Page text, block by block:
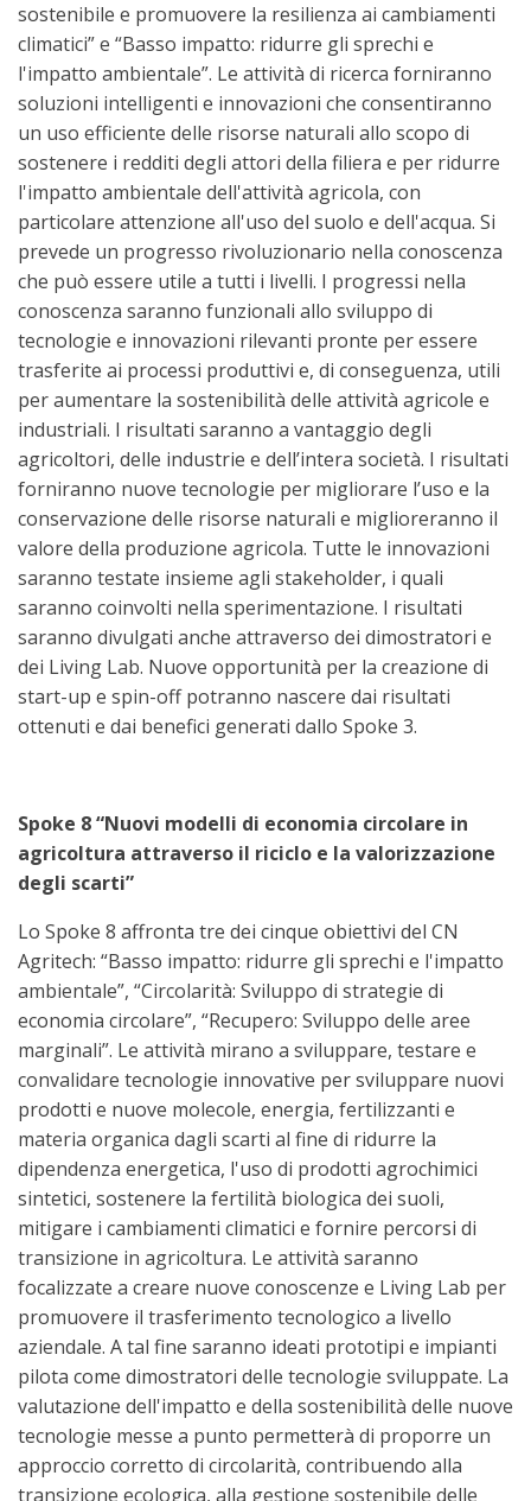
sostenibile e promuovere la resilienza ai cambiamenti
climatici” e “Basso impatto: ridurre gli sprechi e
l'impatto ambientale”. Le attività di ricerca forniranno
soluzioni intelligenti e innovazioni che consentiranno
un uso efficiente delle risorse naturali allo scopo di
sostenere i redditi degli attori della filiera e per ridurre
l'impatto ambientale dell'attività agricola, con
particolare attenzione all'uso del suolo e dell'acqua. Si
prevede un progresso rivoluzionario nella conoscenza
che può essere utile a tutti i livelli. I progressi nella
conoscenza saranno funzionali allo sviluppo di
tecnologie e innovazioni rilevanti pronte per essere
trasferite ai processi produttivi e, di conseguenza, utili
per aumentare la sostenibilità delle attività agricole e
industriali. I risultati saranno a vantaggio degli
agricoltori, delle industrie e dell’intera società. I risultati
forniranno nuove tecnologie per migliorare l’uso e la
conservazione delle risorse naturali e miglioreranno il
valore della produzione agricola. Tutte le innovazioni
saranno testate insieme agli stakeholder, i quali
saranno coinvolti nella sperimentazione. I risultati
saranno divulgati anche attraverso dei dimostratori e
dei Living Lab. Nuove opportunità per la creazione di
start-up e spin-off potranno nascere dai risultati
ottenuti e dai benefici generati dallo Spoke 3.
Spoke 8 “Nuovi modelli di economia circolare in
agricoltura attraverso il riciclo e la valorizzazione
degli scarti”
Lo Spoke 8 affronta tre dei cinque obiettivi del CN
Agritech: “Basso impatto: ridurre gli sprechi e l'impatto
ambientale”, “Circolarità: Sviluppo di strategie di
economia circolare”, “Recupero: Sviluppo delle aree
marginali”. Le attività mirano a sviluppare, testare e
convalidare tecnologie innovative per sviluppare nuovi
prodotti e nuove molecole, energia, fertilizzanti e
materia organica dagli scarti al fine di ridurre la
dipendenza energetica, l'uso di prodotti agrochimici
sintetici, sostenere la fertilità biologica dei suoli,
mitigare i cambiamenti climatici e fornire percorsi di
transizione in agricoltura. Le attività saranno
focalizzate a creare nuove conoscenze e Living Lab per
promuovere il trasferimento tecnologico a livello
aziendale. A tal fine saranno ideati prototipi e impianti
pilota come dimostratori delle tecnologie sviluppate. La
valutazione dell'impatto e della sostenibilità delle nuove
tecnologie messe a punto permetterà di proporre un
approccio corretto di circolarità, contribuendo alla
transizione ecologica, alla gestione sostenibile delle